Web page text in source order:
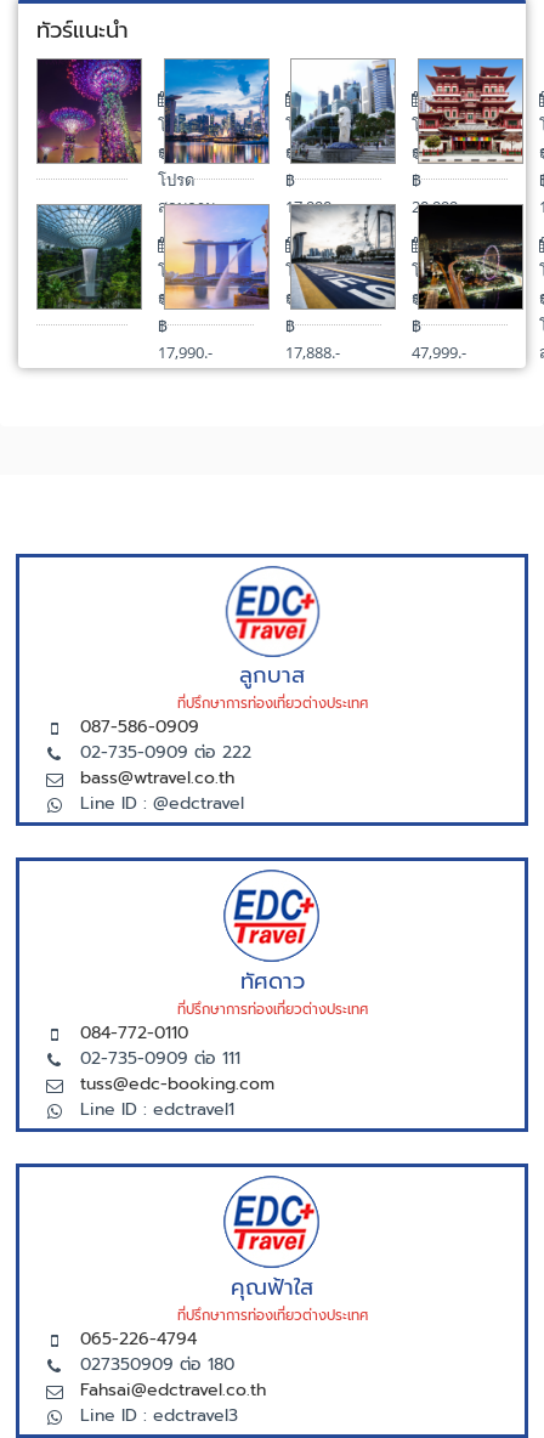
ทัวร์แนะนำ
SINGAPORE เกาะเซ็นโตซ่า ยูนิเวอร์แซล สตูดิโอ 3 วัน 2
โปรด
สอบถาม
ราคา
โปรด
สอบถาม
SINGAPORE เกาะเซ็นโตซ่า ยูนิเวอ
โปรด
สอบถาม
ราคา
฿
17,990.-
มหัศจรรย์
โปรด
สอบถาม
ราคา
฿
20,999.-
SINGAPORE เกาะเซ็นโตซ่า ยูนิเวอร์แซล สตูดิโอ 3 วัน 2
โปรด
สอบถาม
ราคา
฿
17,990.-
LOVELY SINGAPORE 3 วัน 2 คืน โ
โปรด
สอบถาม
ราคา
฿
17,888.-
SINGAPORE
โปรด
สอบถาม
ราคา
฿
47,999.-
ลูกบาส
ที่ปรึกษาการท่องเที่ยวต่างประเทศ
087-586-0909
02-735-0909 ต่อ 222
bass@wtravel.co.th
Line ID : @edctravel
ทัศดาว
ที่ปรึกษาการท่องเที่ยวต่างประเทศ
084-772-0110
02-735-0909 ต่อ 111
tuss@edc-booking.com
Line ID : edctravel1
คุณฟ้าใส
ที่ปรึกษาการท่องเที่ยวต่างประเทศ
065-226-4794
027350909 ต่อ 180
Fahsai@edctravel.co.th
Line ID : edctravel3